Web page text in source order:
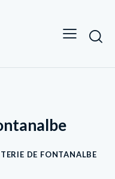
DE FONTANALBE